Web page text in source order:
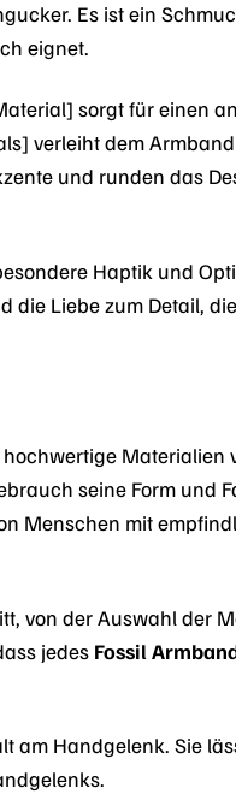
Es ist ein
eignet.
sorgt für einen
verleiht dem
und runden das
Haptik und
die Liebe zum Detail,
Materialien
seine Form und
Menschen mit
von der Auswahl der
jedes Fossil
am Handgelenk. Sie